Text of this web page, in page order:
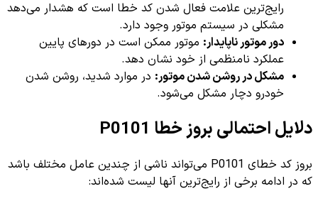
رایج‌ترین علامت فعال شدن کد خطا است که هشدار می‌دهد
مشکلی در سیستم موتور وجود دارد.
دور موتور ناپایدار: موتور ممکن است در دورهای پایین
عملکرد نامنظمی از خود نشان دهد.
مشکل در روشن شدن موتور: در موارد شدید، روشن شدن
خودرو دچار مشکل می‌شود.
دلایل احتمالی بروز خطا P0101
بروز کد خطای P0101 می‌تواند ناشی از چندین عامل مختلف باشد
که در ادامه برخی از رایج‌ترین آنها لیست شده‌اند: